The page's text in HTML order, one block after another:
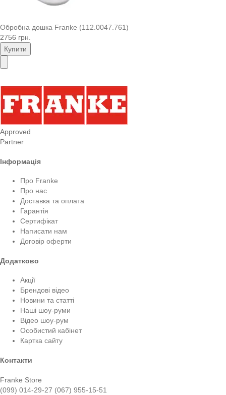
Обробна дошка Franke (112.0047.761)
2756 грн.
Купити
Approved
Partner
Інформація
Про Franke
Про нас
Доставка та оплата
Гарантія
Сертифікат
Написати нам
Договір оферти
Додатково
Акції
Брендові відео
Новини та статті
Наші шоу-руми
Відео шоу-рум
Особистий кабінет
Картка сайту
Контакти
Franke Store
(099) 014-29-27 (067) 955-15-51